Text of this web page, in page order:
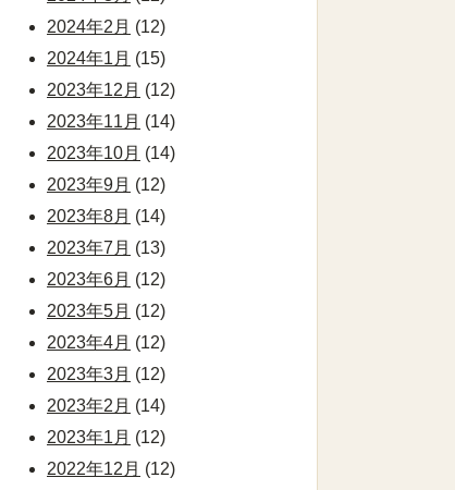
2024年2月 (12)
2024年1月 (15)
2023年12月 (12)
2023年11月 (14)
2023年10月 (14)
2023年9月 (12)
2023年8月 (14)
2023年7月 (13)
2023年6月 (12)
2023年5月 (12)
2023年4月 (12)
2023年3月 (12)
2023年2月 (14)
2023年1月 (12)
2022年12月 (12)